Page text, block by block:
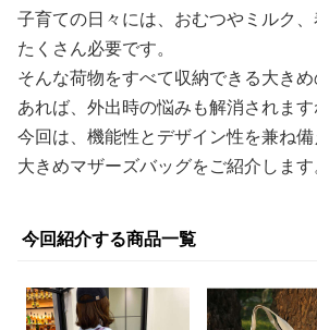
子育ての日々には、おむつやミルク
たくさん必要です。
そんな荷物をすべて収納できる大き
あれば、外出時の悩みも解消されます
今回は、機能性とデザイン性を兼ね
大きめマザーズバッグをご紹介します
今回紹介する商品一覧